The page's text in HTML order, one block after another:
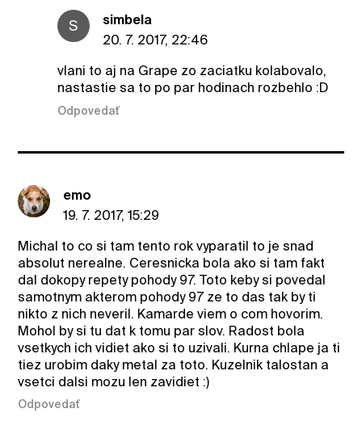
S
simbela
20. 7. 2017, 22:46
vlani to aj na Grape zo zaciatku kolabovalo,
nastastie sa to po par hodinach rozbehlo :D
Odpovedať
emo
19. 7. 2017, 15:29
Michal to co si tam tento rok vyparatil to je snad
absolut nerealne. Ceresnicka bola ako si tam fakt
dal dokopy repety pohody 97. Toto keby si povedal
samotnym akterom pohody 97 ze to das tak by ti
nikto z nich neveril. Kamarde viem o com hovorim.
Mohol by si tu dat k tomu par slov. Radost bola
vsetkych ich vidiet ako si to uzivali. Kurna chlape ja ti
tiez urobim daky metal za toto. Kuzelnik talostan a
vsetci dalsi mozu len zavidiet :)
Odpovedať